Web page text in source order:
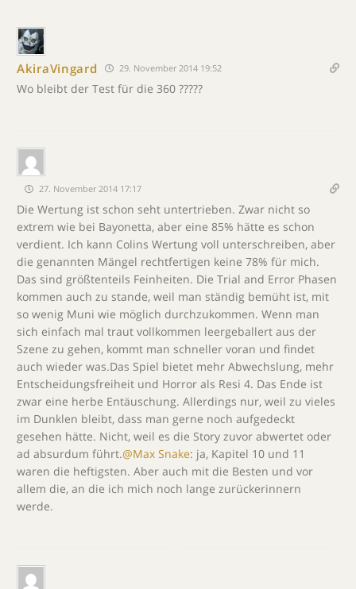
AkiraVingard 29. November 2014 19:52
Wo bleibt der Test für die 360 ?????
27. November 2014 17:17
Die Wertung ist schon seht untertrieben. Zwar nicht so
extrem wie bei Bayonetta, aber eine 85% hätte es schon
verdient. Ich kann Colins Wertung voll unterschreiben, aber
die genannten Mängel rechtfertigen keine 78% für mich.
Das sind größtenteils Feinheiten. Die Trial and Error Phasen
kommen auch zu stande, weil man ständig bemüht ist, mit
so wenig Muni wie möglich durchzukommen. Wenn man
sich einfach mal traut vollkommen leergeballert aus der
Szene zu gehen, kommt man schneller voran und findet
auch wieder was.Das Spiel bietet mehr Abwechslung, mehr
Entscheidungsfreiheit und Horror als Resi 4. Das Ende ist
zwar eine herbe Entäuschung. Allerdings nur, weil zu vieles
im Dunklen bleibt, dass man gerne noch aufgedeckt
gesehen hätte. Nicht, weil es die Story zuvor abwertet oder
ad absurdum führt.@Max Snake: ja, Kapitel 10 und 11
waren die heftigsten. Aber auch mit die Besten und vor
allem die, an die ich mich noch lange zurückerinnern
werde.